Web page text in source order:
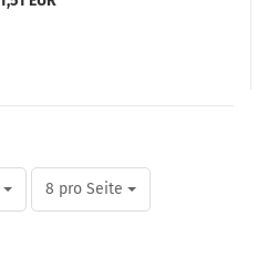
8 pro Seite
pro Seite